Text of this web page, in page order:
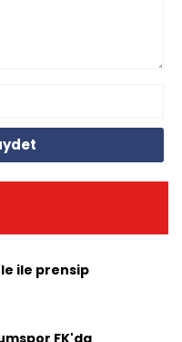
ile prensip
FK'da